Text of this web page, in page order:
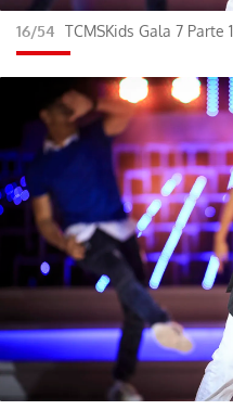
16/54 TCMSKids Gala 7 Parte 1